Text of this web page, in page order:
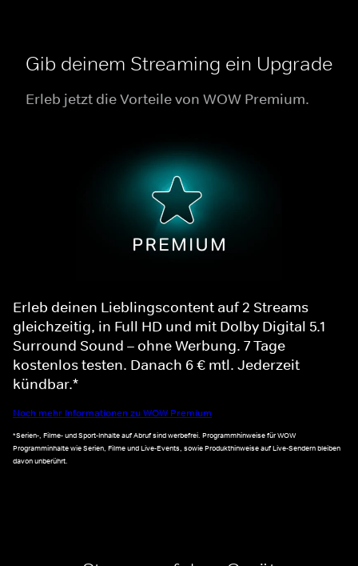
Gib deinem Streaming ein Upgrade
Erleb jetzt die Vorteile von WOW Premium.
Erleb deinen Lieblingscontent auf 2 Streams
gleichzeitig, in Full HD und mit Dolby Digital 5.1
Surround Sound – ohne Werbung. 7 Tage
kostenlos testen. Danach 6 € mtl. Jederzeit
kündbar.*
Noch mehr Informationen zu WOW Premium
*Serien-, Filme- und Sport-Inhalte auf Abruf sind werbefrei. Programmhinweise für WOW
Programminhalte wie Serien, Filme und Live-Events, sowie Produkthinweise auf Live-Sendern bleiben
davon unberührt.